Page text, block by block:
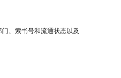
、索书号和流通状态以及